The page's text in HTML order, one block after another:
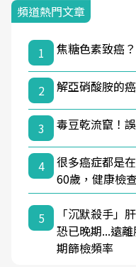
頻道熱門文章
1 焦糖色素致癌
2 解亞硝酸胺的
3 毒豆乾流竄！
4
很多癌症都是
60歲，健康檢
5
「沉默殺手」
恐已晚期...遠
期篩檢頻率